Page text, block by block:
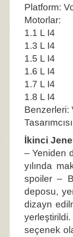
Platform:
Motorlar:
1.1 L I4
1.3 L I4
1.5 L I4
1.6 L I4
1.7 L I4
1.8 L I4
Benzerleri:
İkinci
– Yeniden
yılında
spoiler –
deposu,
dizayn
seçenek